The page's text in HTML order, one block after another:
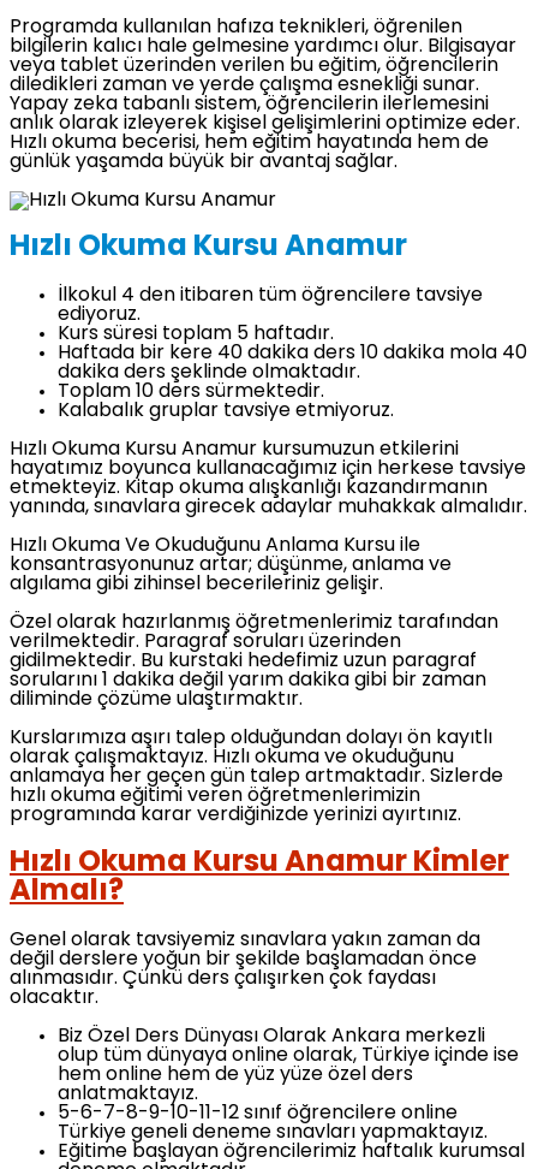
Programda kullanılan hafıza teknikleri, öğrenilen
bilgilerin kalıcı hale gelmesine yardımcı olur. Bilgisayar
veya tablet üzerinden verilen bu eğitim, öğrencilerin
diledikleri zaman ve yerde çalışma esnekliği sunar.
Yapay zeka tabanlı sistem, öğrencilerin ilerlemesini
anlık olarak izleyerek kişisel gelişimlerini optimize eder.
Hızlı okuma becerisi, hem eğitim hayatında hem de
günlük yaşamda büyük bir avantaj sağlar.
Hızlı Okuma Kursu Anamur
İlkokul 4 den itibaren tüm öğrencilere tavsiye
ediyoruz.
Kurs süresi toplam 5 haftadır.
Haftada bir kere 40 dakika ders 10 dakika mola 40
dakika ders şeklinde olmaktadır.
Toplam 10 ders sürmektedir.
Kalabalık gruplar tavsiye etmiyoruz.
Hızlı Okuma Kursu Anamur kursumuzun etkilerini
hayatımız boyunca kullanacağımız için herkese tavsiye
etmekteyiz. Kitap okuma alışkanlığı kazandırmanın
yanında, sınavlara girecek adaylar muhakkak almalıdır.
Hızlı Okuma Ve Okuduğunu Anlama Kursu ile
konsantrasyonunuz artar; düşünme, anlama ve
algılama gibi zihinsel becerileriniz gelişir.
Özel olarak hazırlanmış öğretmenlerimiz tarafından
verilmektedir. Paragraf soruları üzerinden
gidilmektedir. Bu kurstaki hedefimiz uzun paragraf
sorularını 1 dakika değil yarım dakika gibi bir zaman
diliminde çözüme ulaştırmaktır.
Kurslarımıza aşırı talep olduğundan dolayı ön kayıtlı
olarak çalışmaktayız. Hızlı okuma ve okuduğunu
anlamaya her geçen gün talep artmaktadır. Sizlerde
hızlı okuma eğitimi veren öğretmenlerimizin
programında karar verdiğinizde yerinizi ayırtınız.
Hızlı Okuma Kursu Anamur Kimler
Almalı?
Genel olarak tavsiyemiz sınavlara yakın zaman da
değil derslere yoğun bir şekilde başlamadan önce
alınmasıdır. Çünkü ders çalışırken çok faydası
olacaktır.
Biz Özel Ders Dünyası Olarak Ankara merkezli
olup tüm dünyaya online olarak, Türkiye içinde ise
hem online hem de yüz yüze özel ders
anlatmaktayız.
5-6-7-8-9-10-11-12 sınıf öğrencilere online
Türkiye geneli deneme sınavları yapmaktayız.
Eğitime başlayan öğrencilerimiz haftalık kurumsal